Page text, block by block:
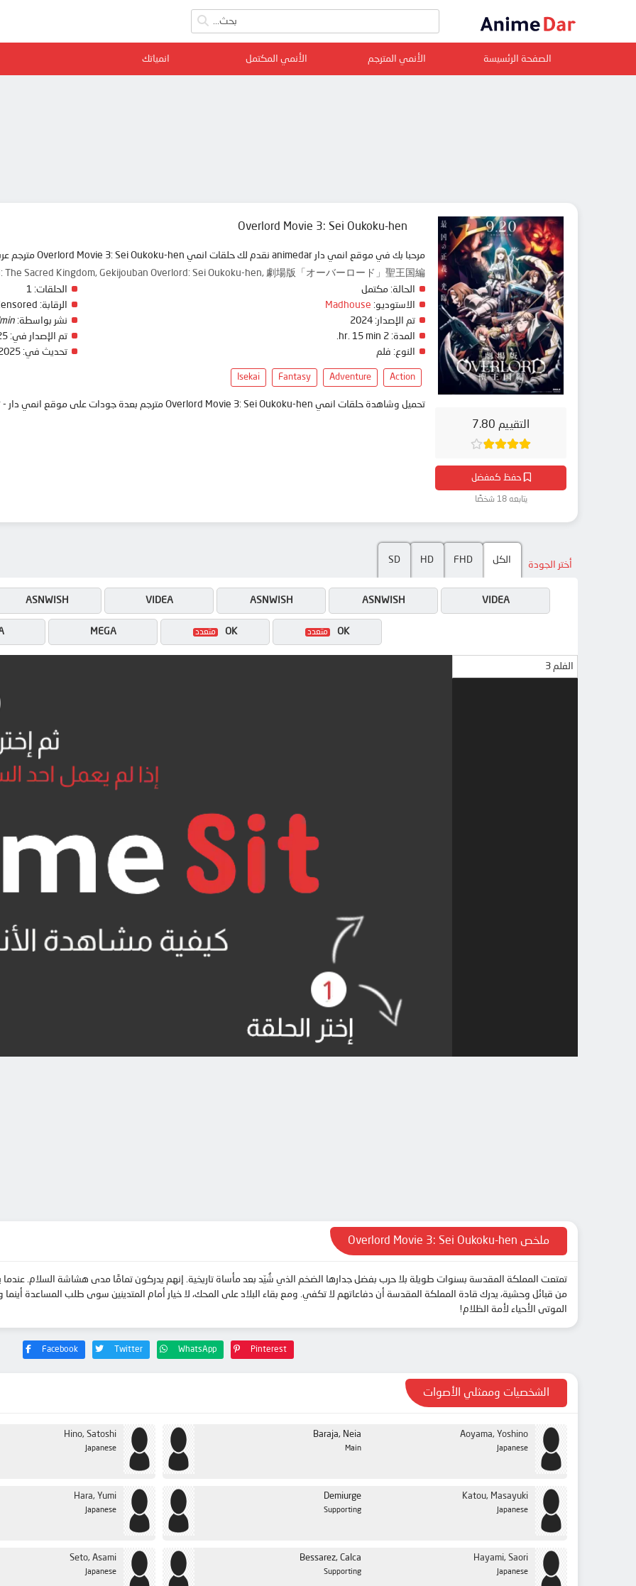
الصفحة الرئسيسة الأنمي المترجم الأنمي المكتمل انمياتك
التقييم 7.80
حفظ كمفضل
يتابعه 18 شخصًا
Overlord Movie 3: Sei Oukoku-hen
مرحبا بك في موقع انمي دار animedar نقدم لك حلقات انمي Overlord Movie 3: Sei Oukoku-hen مترجم عربي بجودة عالية على سرفرات متعددة, مشاهدة ممتعة
The Sacred Kingdom, Gekijouban Overlord: Sei Oukoku-hen, 劇場版「オーバーロード」聖王国編
الحالة: مكتمل
الاستوديو: Madhouse
تم الإصدار:
المدة:
النوع: فلم
الحلقات:
الرقابة:
نشر بواسطة:
تم الإصدار في:
تحديث في:
Action
Adventure
Fantasy
Isekai
تحميل وشاهدة حلقات انمي Overlord Movie 3: Sei Oukoku-hen مترجم بعدة جودات على موقع انمي دار - animedar
أختر الجودة الكل FHD
HD
SD
VIDEA
ASNWISH
OK
ASNWISH
OK
VIDEA
ASNWISH
MEGA
الفلم 3
ملخص Overlord Movie 3: Sei Oukoku-hen
تمتعت المملكة المقدسة بسنوات طويلة بلا حرب بفضل جدارها الضخم الذي شُيّد بعد مأساة تاريخية. إنهم يدركون تمامًا مدى هشاشة السلام.
من قبائل وحشية، يدرك قادة المملكة المقدسة أن دفاعاتهم لا تكفي. ومع بقاء البلاد على المحك، لا خيار أمام المتدينين سوى طلب المساعدة
الموتى الأحياء لأمة الظلام!
Facebook Twitter WhatsApp Pinterest
الشخصيات وممثلي الأصوات
Hino, Satoshi
Japanese
Baraja, Neia
Main
Aoyama, Yoshino
Japanese
Hara, Yumi
Japanese
Demiurge
Supporting
Katou, Masayuki
Japanese
Seto, Asami
Japanese
Bessarez, Calca
Supporting
Hayami, Saori
Japanese